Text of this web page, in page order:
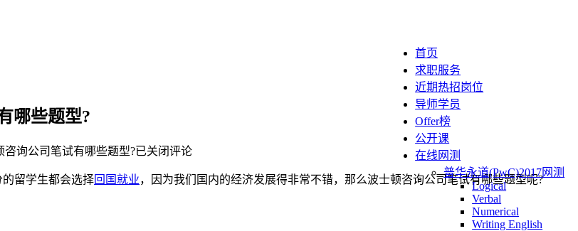
首页
求职服务
近期热招岗位
导师学员
Offer榜
公开课
在线网测
普华永道(PwC)2017网测
Logical
Verbal
Numerical
Writing English
哪些题型?
咨询公司笔试有哪些题型?已关闭评论
留学生都会选择回国就业，因为我们国内的经济发展得非常不错，那么波士顿咨询公司笔试有哪些题型呢?